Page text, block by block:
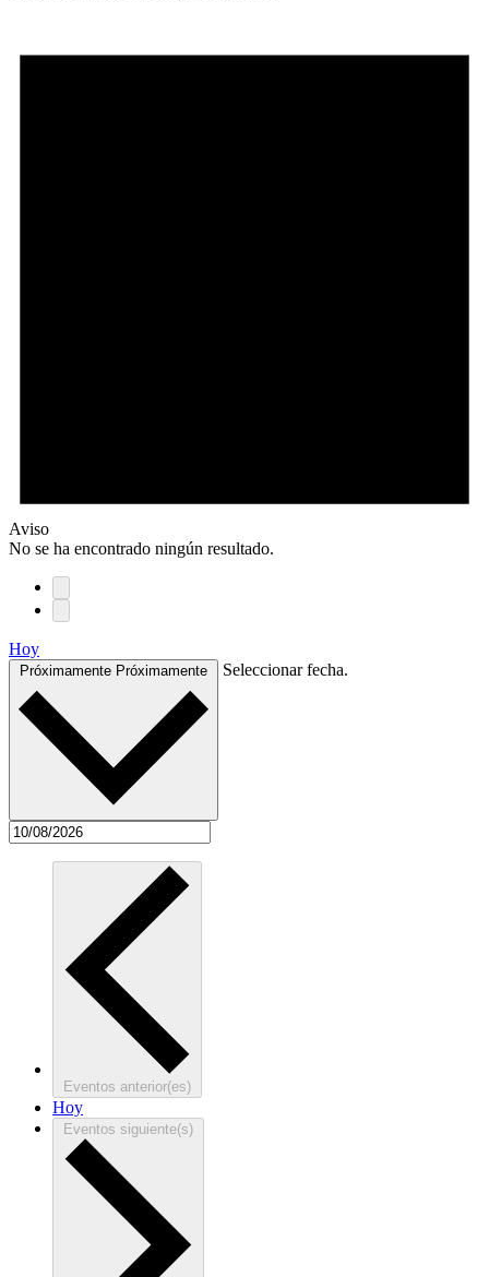
Aviso
No se ha encontrado ningún resultado.
Hoy
Próximamente Próximamente Seleccionar fecha.
Eventos anterior(es)
Hoy
Eventos siguiente(s)